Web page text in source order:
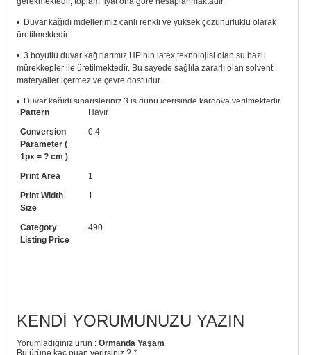
• Duvar kağıdı mdellerimiz canlı renkli ve yüksek çözünürlüklü olarak
üretilmektedir.
• 3 boyutlu duvar kağıtlarımız HP’nin latex teknolojisi olan su bazlı
mürekkepler ile üretilmektedir. Bu sayede sağlıla zararlı olan solvent
materyaller içermez ve çevre dostudur.
• Duvar kağıdı siparişleriniz 3 iş günü içerisinde kargoya verilmektedir
ve sağlam silindir karton kutular içerisinde gönderilmektedir.
• Tutkalınız, siparişiniz ile birlikte ücretsiz olarak gönderilecektir.
Uygulaması standart duvar kağıdı ile aynıdır. Siparişiniz ile birlikte
uygulama kılavuzu da gönderilecektir.
• Resimli duvar kağıdı modelinizi siyah beyaz renklerde istiyorsanız bizi
arayıp talebinizi iletebilirsiniz.
• Görselde düzenleme yaptırmak istiyorsanız yine bize telefon
numaramızdan ulaşabilirsiniz.
Pattern
Hayır
Conversion
Parameter (
1px = ? cm )
0.4
Print Area
1
Print Width
Size
1
Category
Listing Price
490
KENDI YORUMUNUZU YAZIN
Yorumladığınız ürün :Ormanda Yaşam
Bu ürüne kaç puan verirsiniz ?*